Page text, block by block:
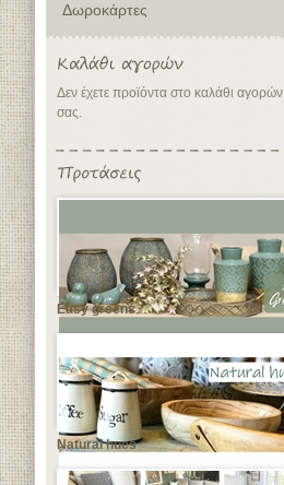
Δωροκάρτες
Δεν έχετε προϊόντα στο καλάθι αγορών
σας.
Easy greens
Natural hues